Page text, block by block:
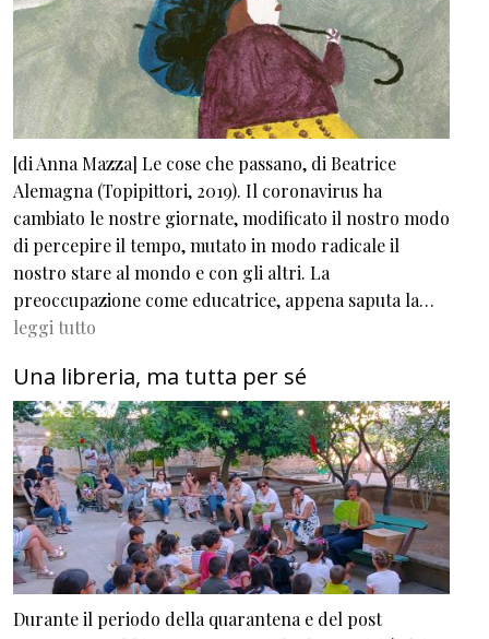
[di Anna Mazza] Le cose che passano, di Beatrice
Alemagna (Topipittori, 2019). Il coronavirus ha
cambiato le nostre giornate, modificato il nostro modo
di percepire il tempo, mutato in modo radicale il
nostro stare al mondo e con gli altri. La
preoccupazione come educatrice, appena saputa la…
leggi tutto
Una libreria, ma tutta per sé
Durante il periodo della quarantena e del post